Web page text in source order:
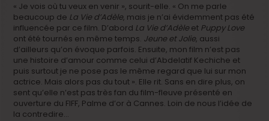
« Je vois où tu veux en venir », sourit-elle. « On me parle
beaucoup de La Vie d’Adèle, mais je n’ai évidemment pas été
influencée par ce film. D’abord La Vie d’Adèle et Puppy Love
ont été tournés en même temps. Jeune et Jolie, aussi
d’ailleurs qu’on évoque parfois. Ensuite, mon film n’est pas
une histoire d’amour comme celui d’Abdelatif Kechiche et
puis surtout je ne pose pas le même regard que lui sur mon
actrice. Mais alors pas du tout ». Elle rit. Sans en dire plus, on
sent qu’elle n’est pas très fan du film-fleuve présenté en
ouverture du FIFF, Palme d’or à Cannes. Loin de nous l’idée de
la contredire…